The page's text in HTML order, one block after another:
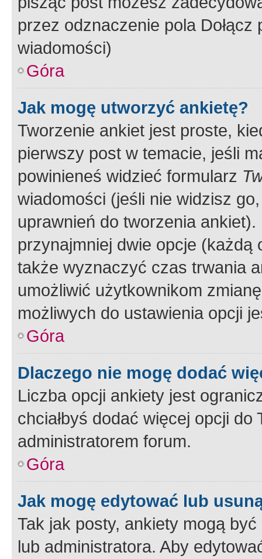
przez odznaczenie pola
wiadomości)
Góra
Jak mogę utworzyć ankietę?
Tworzenie ankiet jest proste,
pierwszy post w temacie, jeśli
powinieneś widzieć formularz
wiadomości (jeśli nie widzisz
uprawnień do tworzenia
przynajmniej dwie opcje
także wyznaczyć czas trwania
umożliwić użytkownikom
możliwych do ustawienia opcji
Góra
Dlaczego nie mogę dodać
Liczba opcji ankiety jest
chciałbyś dodać więcej opcji
administratorem forum.
Góra
Jak mogę edytować lub
Tak jak posty, ankiety mogą
lub administratora. Aby